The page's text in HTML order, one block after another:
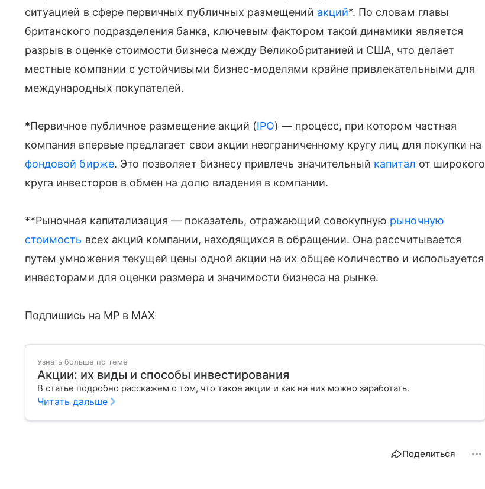
ситуацией в сфере первичных публичных размещений акций*. По словам главы
британского подразделения банка, ключевым фактором такой динамики является
разрыв в оценке стоимости бизнеса между Великобританией и США, что делает
местные компании с устойчивыми бизнес-моделями крайне привлекательными для
международных покупателей.
*Первичное публичное размещение акций (IPO) — процесс, при котором частная
компания впервые предлагает свои акции неограниченному кругу лиц для покупки на
фондовой бирже. Это позволяет бизнесу привлечь значительный капитал от широкого
круга инвесторов в обмен на долю владения в компании.
**Рыночная капитализация — показатель, отражающий совокупную рыночную
стоимость всех акций компании, находящихся в обращении. Она рассчитывается
путем умножения текущей цены одной акции на их общее количество и используется
инвесторами для оценки размера и значимости бизнеса на рынке.
Подпишись на MP в MAX
Узнать больше по теме
Акции: их виды и способы инвестирования
В статье подробно расскажем о том, что такое акции и как на них можно заработать.
Читать дальше
Поделиться